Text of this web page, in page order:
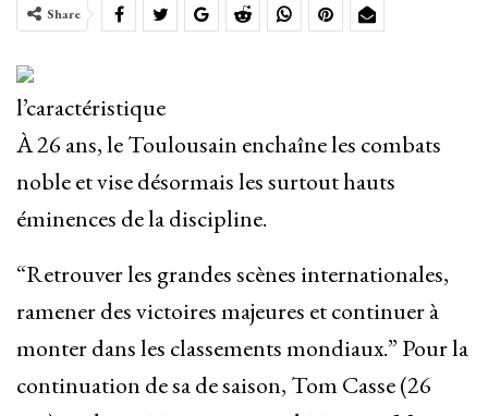
Share
l’caractéristique
À 26 ans, le Toulousain enchaîne les combats
noble et vise désormais les surtout hauts
éminences de la discipline.
“Retrouver les grandes scènes internationales,
ramener des victoires majeures et continuer à
monter dans les classements mondiaux.” Pour la
continuation de sa de saison, Tom Casse (26